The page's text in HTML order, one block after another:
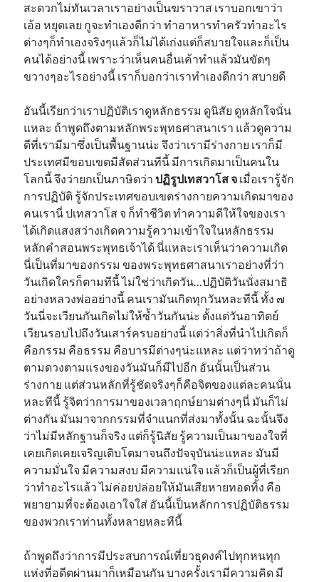
สะดวกไม่ทันเวลาเราอย่างเป็นฆราวาส เราบอกเขาว่า
เอ้อ หยุดเลย กูจะทำเองดีกว่า ทำอาหารทำครัวทำอะไร
ต่างๆก็ทำเองจริงๆแล้วก็ไม่ได้เก่งแต่ก็สบายใจและก็เป็น
คนได้อย่างนี้ เพราะว่าเห็นคนอื่นเค้าทำแล้วมันขัดๆ
ขวางๆอะไรอย่างนี้ เราก็บอกว่าเราทำเองดีกว่า สบายดี
อันนี้เรียกว่าเราปฏิบัติเราดูหลักธรรม ดูนิสัย ดูหลักใจนั่น
แหละ ถ้าพูดถึงตามหลักพระพุทธศาสนาเรา แล้วดูความ
ดีที่เรามีมาซึ่งเป็นพื้นฐานน่ะ จึงว่าเรามีร่างกาย เราก็มี
ประเทศมีขอบเขตมีสัดส่วนทีนี้ มีการเกิดมาเป็นคนใน
โลกนี้ จึงว่ายกเป็นภาษิตว่า ปฏิรูปเทสวาโส จ เมื่อเรารู้จัก
การปฏิบัติ รู้จักประเทศขอบเขตร่างกายความเกิดมาของ
คนเรานี่ ปเทสวาโส จ ก็ทำชีวิต ทำความดีให้ใจของเรา
ได้เกิดแสงสว่างเกิดความรู้ความเข้าใจในหลักธรรม
หลักคำสอนพระพุทธเจ้าได้ นี่แหละเราเห็นว่าความเกิด
นี่เป็นที่มาของกรรม ของพระพุทธศาสนาเราอย่างที่ว่า
วันเกิดใครก็ตามทีนี้ ไม่ใช่ว่าเกิดวัน…ปฏิบัติวันนั่งสมาธิ
อย่างหลวงพ่ออย่างนี้ คนเรามันเกิดทุกวันหละทีนี้ ทั้ง ๗
วันนี่จะเวียนกันเกิดไม่ให้ซ้ำวันกันน่ะ ตั้งแต่วันอาทิตย์
เวียนรอบไปถึงวันเสาร์ครบอย่างนี้ แต่ว่าสิ่งที่นำไปเกิดก็
คือกรรม คือธรรม คือบารมีต่างๆน่ะแหละ แต่ว่าทว่าถ้าดู
ตามดวงตามแรงของวันมันก็มีไปอีก อันนั้นเป็นส่วน
ร่างกาย แต่ส่วนหลักที่รู้ชัดจริงๆก็คือจิตของแต่ละคนนั่น
หละทีนี้ รู้จิตว่าการมาของเวลาฤกษ์ยามต่างๆนี่ มันก็ไม่
ต่างกัน มันมาจากกรรมที่จำแนกที่ส่งมาทั้งนั้น ฉะนั้นจึง
ว่าไม่มีหลักฐานก็จริง แต่ก็รู้นิสัย รู้ความเป็นมาของใจที่
เคยเกิดเคยเจริญเติบโตมาจนถึงปัจจุบันน่ะแหละ มันมี
ความมั่นใจ มีความสงบ มีความแน่ใจ แล้วก็เป็นผู้ที่เรียก
ว่าทำอะไรแล้ว ไม่ค่อยปล่อยให้มันเสียหายทอดทิ้ง คือ
พยายามที่จะต้องเอาใจใส่ อันนี้เป็นหลักการปฏิบัติธรรม
ของพวกเราท่านทั้งหลายหละทีนี้
ถ้าพูดถึงว่าการมีประสบการณ์เที่ยวธุดงค์ไปทุกหนทุก
แห่งที่อดีตผ่านมาก็เหมือนกัน บางครั้งเรามีความคิด มี